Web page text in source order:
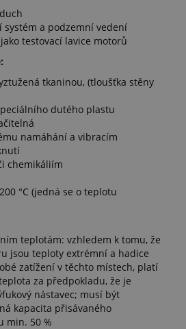
systém a podzemní vedení
testovací lavice motorů
tkaninou, (tloušťka stěny
dutého plastu
namáhání a vibracím
chemikáliím
°C (jedná se o teplotu
teplotám: vzhledem k tomu, že
jsou teploty extrémní a hadice
zatížení v těchto místech, platí
za předpokladu, že je
nástavec; musí být
kapacita přisávaného
min. 50 %